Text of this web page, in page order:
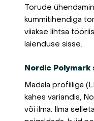
Torude
kummitihendiga
viiakse lihtsa
laienduse sisse.
Nordic
Madala profiiliga
kahes variandis,
või ilma. Ilma